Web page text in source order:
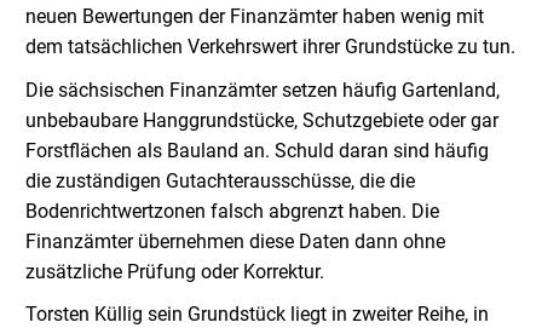
neuen Bewertungen der Finanzämter haben wenig mit
dem tatsächlichen Verkehrswert ihrer Grundstücke zu tun.
Die sächsischen Finanzämter setzen häufig Gartenland,
unbebaubare Hanggrundstücke, Schutzgebiete oder gar
Forstflächen als Bauland an. Schuld daran sind häufig
die zuständigen Gutachterausschüsse, die die
Bodenrichtwertzonen falsch abgrenzt haben. Die
Finanzämter übernehmen diese Daten dann ohne
zusätzliche Prüfung oder Korrektur.
Torsten Küllig sein Grundstück liegt in zweiter Reihe, in